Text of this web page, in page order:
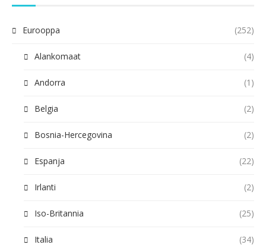
Eurooppa (252)
Alankomaat (4)
Andorra (1)
Belgia (2)
Bosnia-Hercegovina (2)
Espanja (22)
Irlanti (2)
Iso-Britannia (25)
Italia (34)